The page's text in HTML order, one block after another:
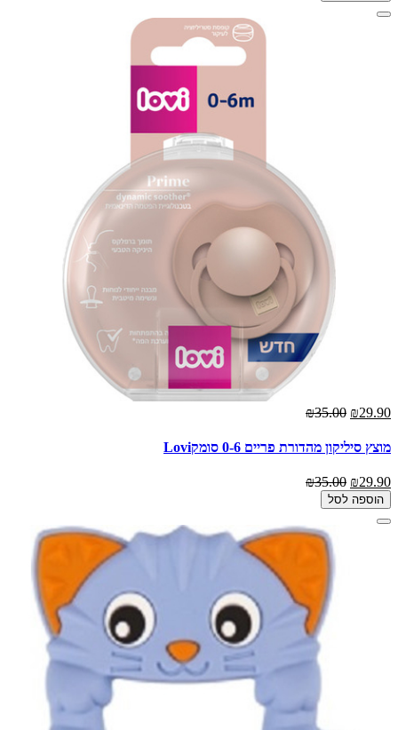
₪29.90
₪35.00
מוצץ סיליקון מהדורת פריים 0-6 סומקLovi
₪29.90
₪35.00
הוספה לסל